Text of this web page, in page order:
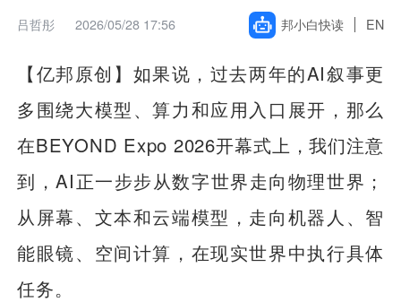
吕哲彤 2026/05/28 17:56 邦小白快读 EN
【亿邦原创】如果说，过去两年的AI叙事更
多围绕大模型、算力和应用入口展开，那么
在BEYOND Expo 2026开幕式上，我们注意
到，AI正一步步从数字世界走向物理世界；
从屏幕、文本和云端模型，走向机器人、智
能眼镜、空间计算，在现实世界中执行具体
任务。